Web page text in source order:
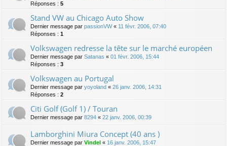
Réponses : 5
Stand VW au Chicago Auto Show
Dernier message par passionVW« 11 févr. 2006, 07:40
Réponses : 1
Volkswagen redresse la tête sur le marché européen
Dernier message par Satanas « 01 févr. 2006, 15:44
Réponses : 3
Volkswagen au Portugal
Dernier message par yoyoland « 26 janv. 2006, 14:31
Réponses : 2
Citi Golf (Golf 1) / Touran
Dernier message par 8294 « 22 janv. 2006, 00:39
Lamborghini Miura Concept (40 ans )
Dernier message par Vindel « 16 janv. 2006, 15:47